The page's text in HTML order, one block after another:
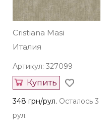
Cristiana Masi
Италия
Артикул: 327099
Купить
348 грн/рул. Осталось 3
рул.